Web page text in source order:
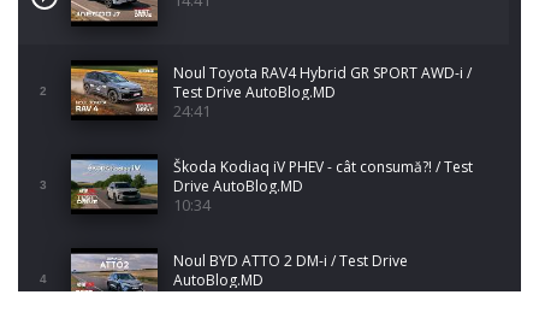
2
Noul Toyota RAV4 Hybrid GR SPORT AWD-i /
Test Drive AutoBlog.MD
24:41
3
Škoda Kodiaq iV PHEV - cât consumă?! / Test
Drive AutoBlog.MD
10:34
4
Noul BYD ATTO 2 DM-i / Test Drive
AutoBlog.MD
17:35